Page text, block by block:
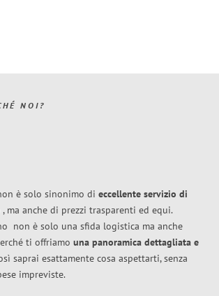
NOI?
è solo sinonimo di eccellente servizio di
, ma anche di prezzi trasparenti ed equi.
non è solo una sfida logistica ma anche
ti offriamo una panoramica dettagliata e
saprai esattamente cosa aspettarti, senza
impreviste.